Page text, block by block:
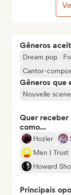
Gêneros
Dream pop
Cantor-
Gêneros que
Nouvelle scene
Quer receber
como...
Hozier
Men I Trust
Howard
Principais